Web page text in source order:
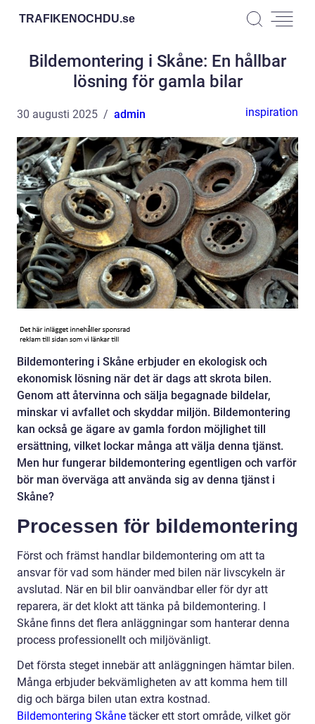
TRAFIKENOCHDU.se
Bildemontering i Skåne: En hållbar
lösning för gamla bilar
30 augusti 2025 admin inspiration
Bildemontering i Skåne erbjuder en ekologisk och
ekonomisk lösning när det är dags att skrota bilen.
Genom att återvinna och sälja begagnade bildelar,
minskar vi avfallet och skyddar miljön. Bildemontering
kan också ge ägare av gamla fordon möjlighet till
ersättning, vilket lockar många att välja denna tjänst.
Men hur fungerar bildemontering egentligen och varför
bör man överväga att använda sig av denna tjänst i
Skåne?
Processen för bildemontering
Först och främst handlar bildemontering om att ta
ansvar för vad som händer med bilen när livscykeln är
avslutad. När en bil blir oanvändbar eller för dyr att
reparera, är det klokt att tänka på bildemontering. I
Skåne finns det flera anläggningar som hanterar denna
process professionellt och miljövänligt.
Det första steget innebär att anläggningen hämtar bilen.
Många erbjuder bekvämligheten av att komma hem till
dig och bärga bilen utan extra kostnad.
Bildemontering Skåne täcker ett stort område, vilket gör